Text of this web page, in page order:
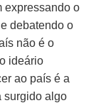
expressando o
debatendo o
não é o
ideário
ao país é a
surgido algo